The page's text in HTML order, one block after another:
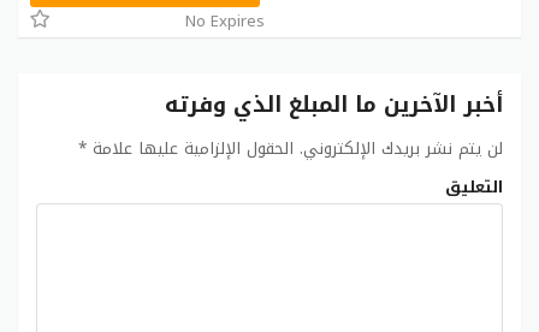
No Expires
أخبر الآخرين ما المبلغ الذي وفرته
لن يتم نشر بريدك الإلكتروني. الحقول الإلزامية عليها علامة *
التعليق